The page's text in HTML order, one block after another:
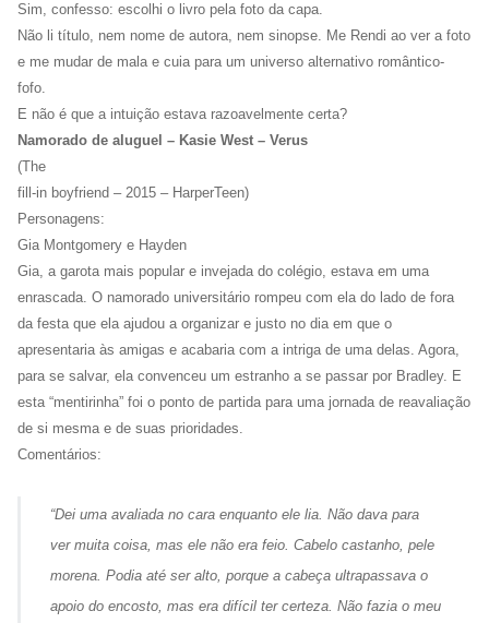
Sim, confesso: escolhi o livro pela foto da capa.
Não li título, nem nome de autora, nem sinopse. Me Rendi ao ver a foto
e me mudar de mala e cuia para um universo alternativo romântico-
fofo.
E não é que a intuição estava razoavelmente certa?
Namorado de aluguel – Kasie West – Verus
(The
fill-in boyfriend – 2015 – HarperTeen)
Personagens:
Gia Montgomery e Hayden
Gia, a garota mais popular e invejada do colégio, estava em uma
enrascada. O namorado universitário rompeu com ela do lado de fora
da festa que ela ajudou a organizar e justo no dia em que o
apresentaria às amigas e acabaria com a intriga de uma delas. Agora,
para se salvar, ela convenceu um estranho a se passar por Bradley. E
esta “mentirinha” foi o ponto de partida para uma jornada de reavaliação
de si mesma e de suas prioridades.
Comentários:
“Dei uma avaliada no cara enquanto ele lia. Não dava para
ver muita coisa, mas ele não era feio. Cabelo castanho, pele
morena. Podia até ser alto, porque a cabeça ultrapassava o
apoio do encosto, mas era difícil ter certeza. Não fazia o meu